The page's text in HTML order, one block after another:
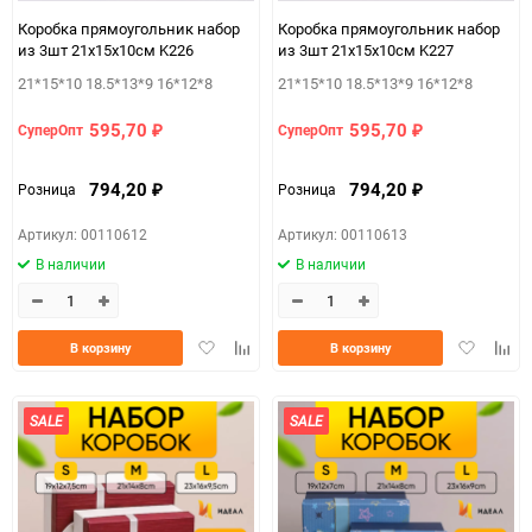
Коробка прямоугольник набор
из 3шт 21х15х10см K226
21*15*10 18.5*13*9 16*12*8
СуперОпт 595,70 ₽
Розница 794,20 ₽
Артикул: 00110612
В наличии
ДобавитьДобавить
В корзину
Коробка прямоугольник набор
из 3шт 21х15х10см K227
21*15*10 18.5*13*9 16*12*8
СуперОпт 595,70 ₽
Розница 794,20 ₽
Артикул: 00110613
В наличии
Добавить
В корзину
SALE SALE